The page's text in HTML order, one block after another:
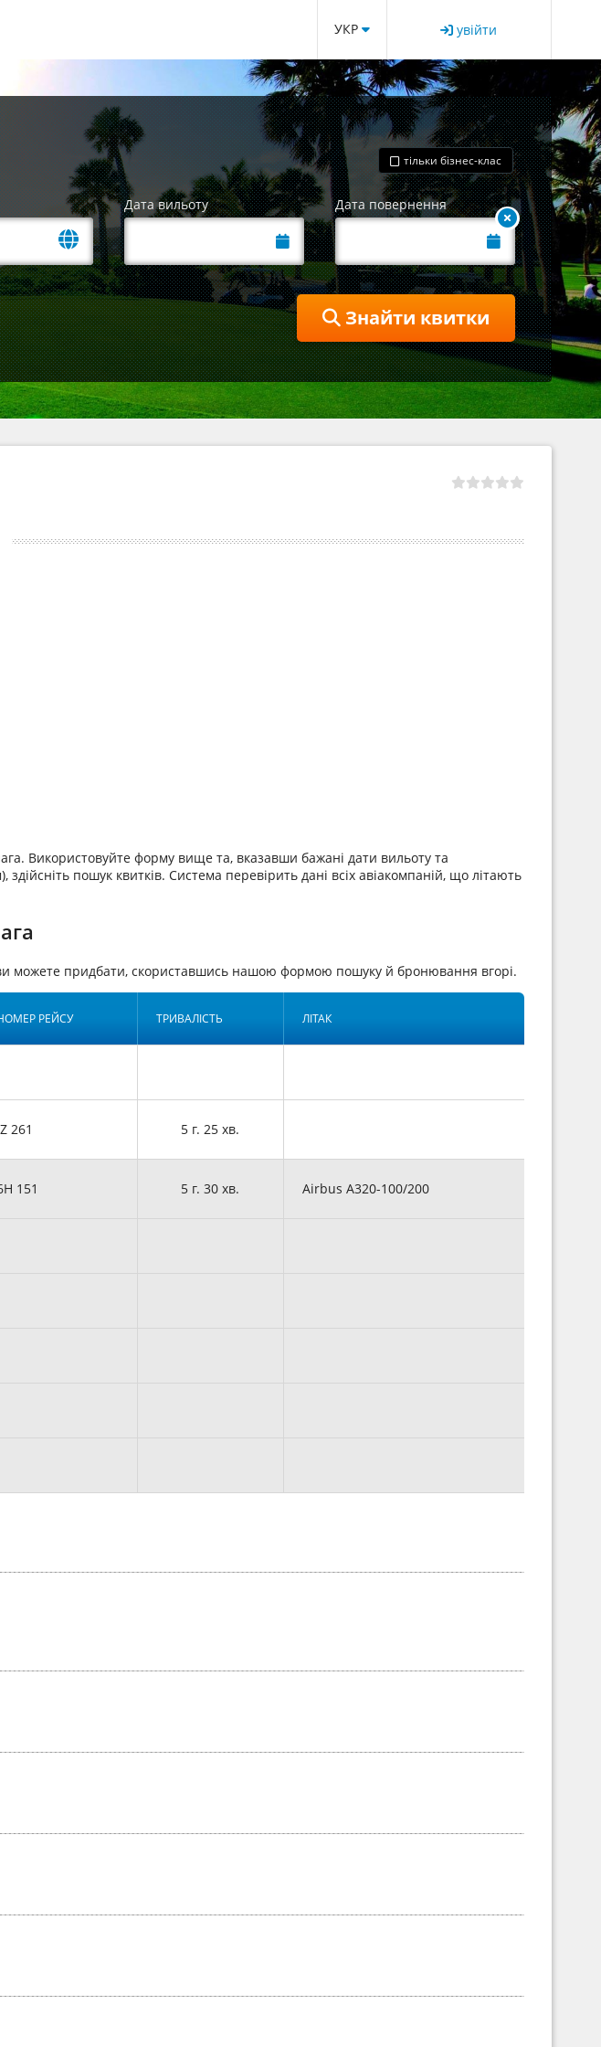
УКР увійти
тільки бізнес-клас
Дата вильоту Дата повернення
Знайти квитки
Використовуйте форму вище та, вказавши бажані дати вильоту та
пошук квитків. Система перевірить дані всіх авіакомпаній, що літають
можете придбати, скориставшись нашою формою пошуку й бронювання вгорі.
РЕЙСУ ТРИВАЛІСТЬ ЛІТАК
261 5 г. 25 хв.
151 5 г. 30 хв. Airbus A320-100/200